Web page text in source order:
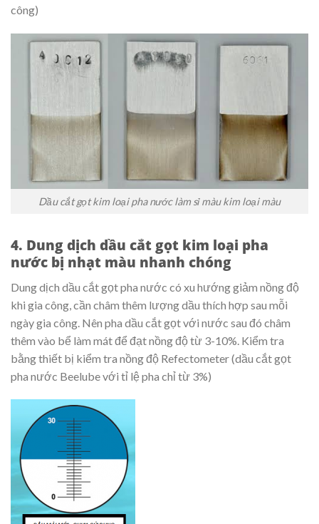
công)
Dầu cắt gọt kim loại pha nước làm sỉ màu kim loại màu
4. Dung dịch dầu cắt gọt kim loại pha
nước bị nhạt màu nhanh chóng
Dung dịch dầu cắt gọt pha nước có xu hướng giảm nồng độ
khi gia công, cần châm thêm lượng dầu thích hợp sau mỗi
ngày gia công. Nên pha dầu cắt gọt với nước sau đó châm
thêm vào bể làm mát để đạt nồng độ từ 3-10%. Kiểm tra
bằng thiết bị kiểm tra nồng độ Refectometer (dầu cắt gọt
pha nước Beelube với tỉ lệ pha chỉ từ 3%)